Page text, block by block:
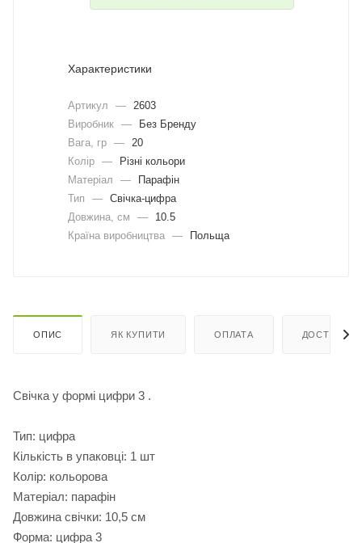
Характеристики
Артикул —
2603
Виробник —
Без Бренду
Вага, гр —
20
Колір —
Різні кольори
Матеріал
—
Парафін
Тип
— Свічка-цифра
Довжина, cм
—
10.5
Країна виробництва — Польща
ОПИС ЯК КУПИТИ ОПЛАТА ДОСТАВКА
Свічка у формі цифри 3 .
Тип: цифра
Кількість в упаковці: 1 шт
Колір: кольорова
Матеріал: парафін
Довжина свічки: 10,5 см
Форма: цифра 3